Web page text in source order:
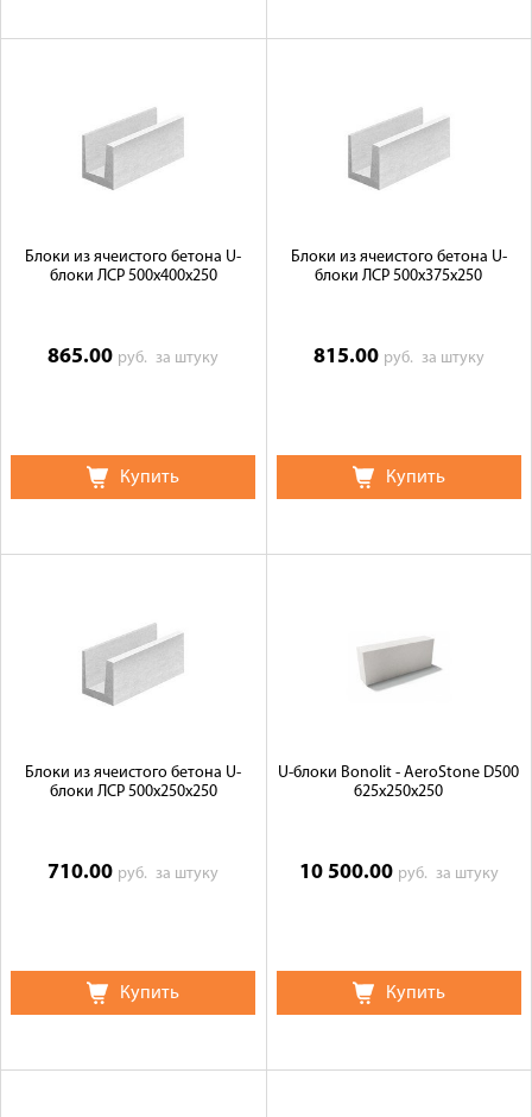
Блоки из ячеистого бетона U-
блоки ЛСР 500х400х250
865.00 руб.за штуку
Купить
Блоки из ячеистого бетона U-
блоки ЛСР 500х375х250
815.00 руб. за штуку
Купить
Блоки из ячеистого бетона U-
блоки ЛСР 500х250х250
710.00 руб.за штуку
Купить
U-блоки Bonolit - AeroStone D500
625х250х250
10 500.00 руб. за штуку
Купить